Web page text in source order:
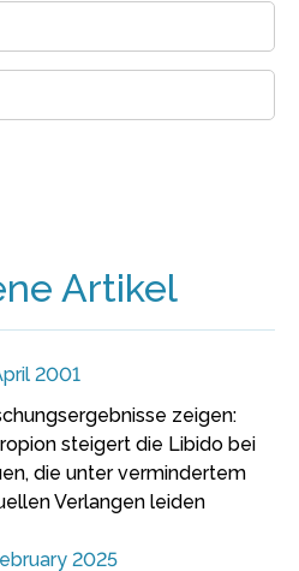
Artikel
2001
zeigen:
steigert die Libido bei
die unter vermindertem
Verlangen leiden
2025